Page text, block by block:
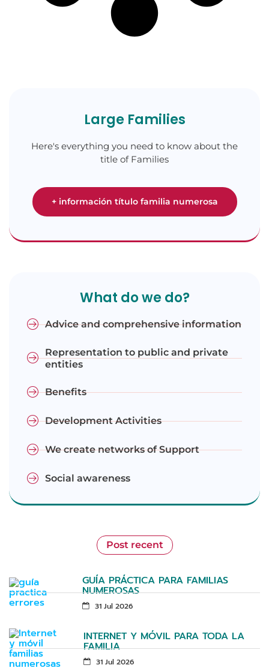
Large Families
Here's everything you need to know about the
title of Families
+ información título familia numerosa
What do we do?
Advice and comprehensive information
Representation to public and private
entities
Benefits
Development Activities
We create networks of Support
Social awareness
Post recent
GUÍA PRÁCTICA PARA FAMILIAS
NUMEROSAS
31 Jul 2026
INTERNET Y MÓVIL PARA TODA LA
FAMILIA
31 Jul 2026